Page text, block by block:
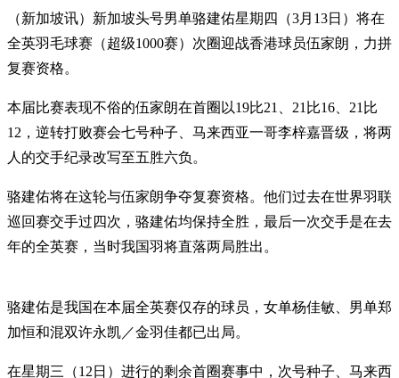
（新加坡讯）新加坡头号男单骆建佑星期四（3月13日）将在
全英羽毛球赛（超级1000赛）次圈迎战香港球员伍家朗，力拼
复赛资格。
本届比赛表现不俗的伍家朗在首圈以19比21、21比16、21比
12，逆转打败赛会七号种子、马来西亚一哥李梓嘉晋级，将两
人的交手纪录改写至五胜六负。
骆建佑将在这轮与伍家朗争夺复赛资格。他们过去在世界羽联
巡回赛交手过四次，骆建佑均保持全胜，最后一次交手是在去
年的全英赛，当时我国羽将直落两局胜出。
骆建佑是我国在本届全英赛仅存的球员，女单杨佳敏、男单郑
加恒和混双许永凯／金羽佳都已出局。
在星期三（12日）进行的剩余首圈赛事中，次号种子、马来西